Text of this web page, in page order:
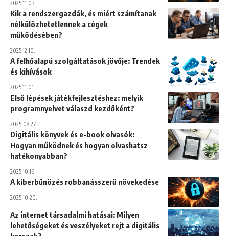
2025.11.03.
Kik a rendszergazdák, és miért számítanak
nélkülözhetetlennek a cégek
működésében?
2025.12.10.
A felhőalapú szolgáltatások jövője: Trendek
és kihívások
2025.11.01.
Első lépések játékfejlesztéshez: melyik
programnyelvet válaszd kezdőként?
2025.08.27.
Digitális könyvek és e-book olvasók:
Hogyan működnek és hogyan olvashatsz
hatékonyabban?
2025.10.16.
A kiberbűnözés robbanásszerű növekedése
2025.10.20.
Az internet társadalmi hatásai: Milyen
lehetőségeket és veszélyeket rejt a digitális